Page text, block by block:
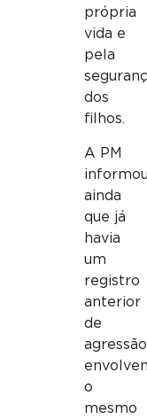
própria
vida e
pela
dos
filhos.
A PM
ainda
que já
havia
um
registro
anterior
de
agressão
o
mesmo